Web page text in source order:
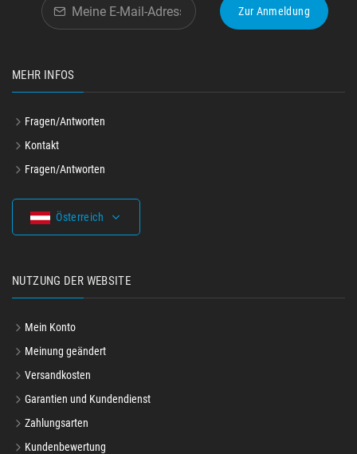
Zur Anmeldung
MEHR INFOS
Fragen/Antworten
Kontakt
Fragen/Antworten
Österreich
NUTZUNG DER WEBSITE
Mein Konto
Meinung geändert
Versandkosten
Garantien und Kundendienst
Zahlungsarten
Kundenbewertung